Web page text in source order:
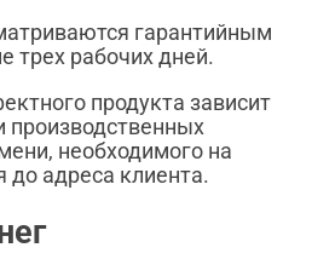
гарантийным
трех рабочих дней.
продукта зависит
производственных
необходимого на
до адреса клиента.